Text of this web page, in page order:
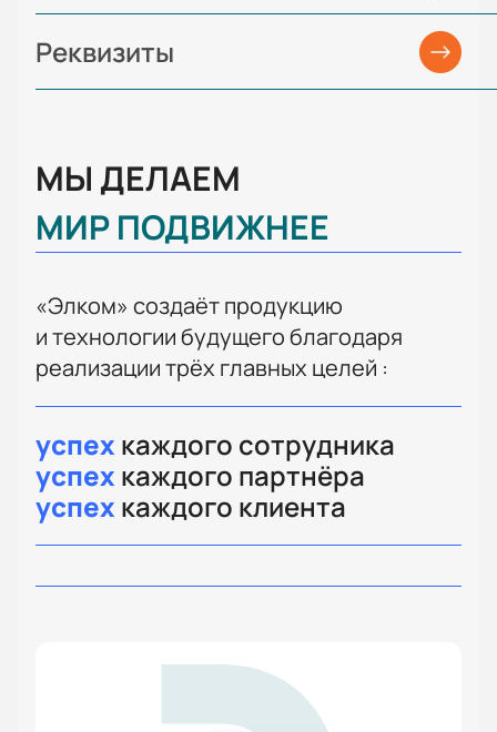
Реквизиты
МЫ ДЕЛАЕМ
МИР ПОДВИЖНЕЕ
«Элком» создаёт продукцию
и технологии будущего благодаря
реализации трёх главных целей :
успех каждого сотрудника
успех каждого партнёра
успех каждого клиента